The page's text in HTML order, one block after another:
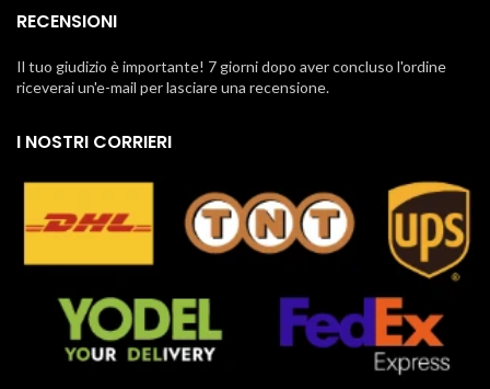
RECENSIONI
Il tuo giudizio è importante! 7 giorni dopo aver concluso l'ordine
riceverai un'e-mail per lasciare una recensione.
I NOSTRI CORRIERI